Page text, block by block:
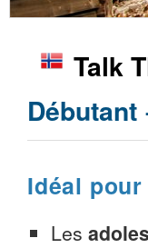
Talk
Débutant
Idéal pour
Les